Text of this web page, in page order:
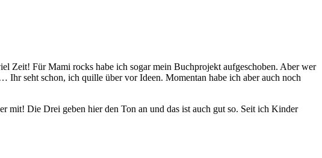
Zeit! Für Mami rocks habe ich sogar mein Buchprojekt aufgeschoben. Aber wer
seht schon, ich quille über vor Ideen. Momentan habe ich aber auch noch
mit! Die Drei geben hier den Ton an und das ist auch gut so. Seit ich Kinder